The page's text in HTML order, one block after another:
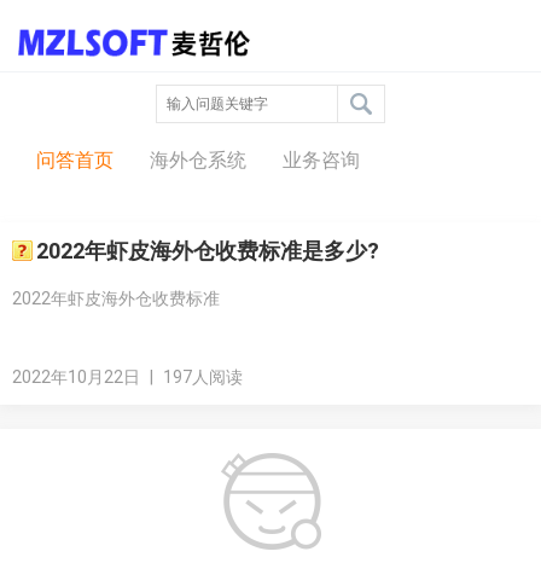
问答中心
问答首页 海外仓系统 业务咨询
2022年虾皮海外仓收费标准是多少?
2022年虾皮海外仓收费标准
2022年10月22日 197人阅读